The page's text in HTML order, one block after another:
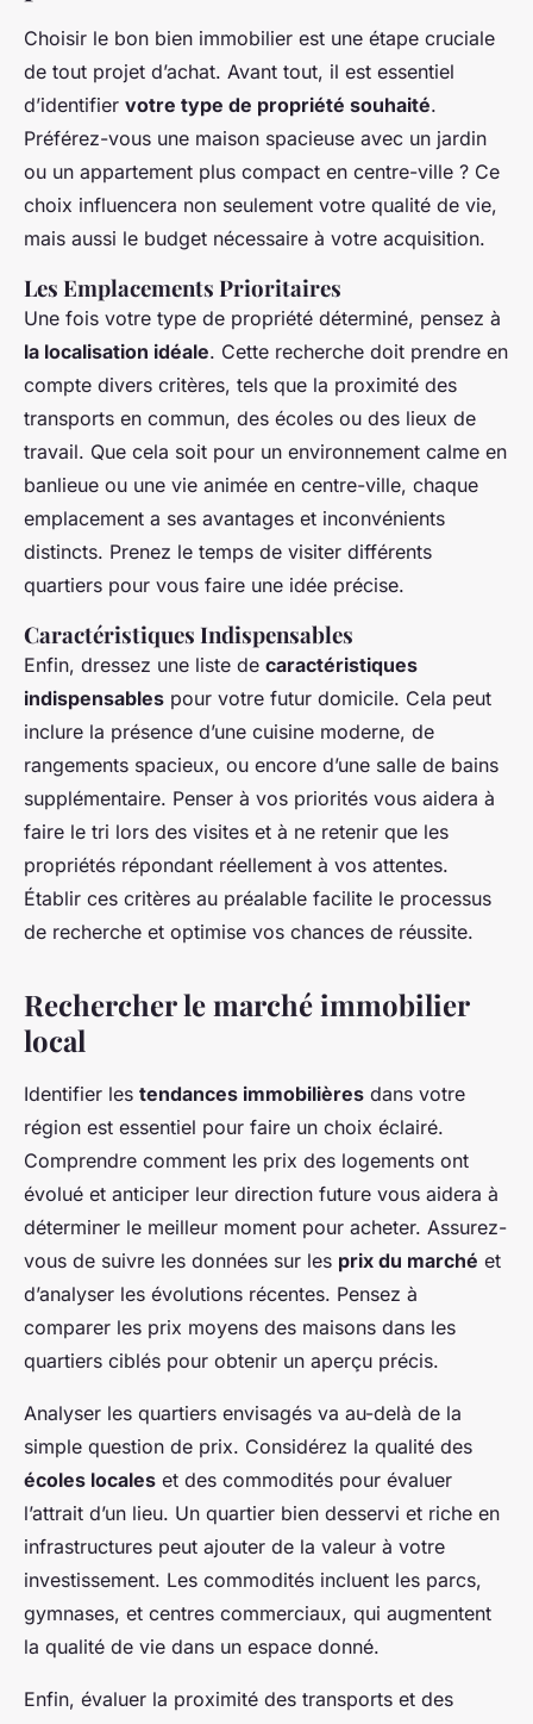
Choisir le bon bien immobilier est une étape cruciale
de tout projet d’achat. Avant tout, il est essentiel
d’identifier votre type de propriété souhaité.
Préférez-vous une maison spacieuse avec un jardin
ou un appartement plus compact en centre-ville ? Ce
choix influencera non seulement votre qualité de vie,
mais aussi le budget nécessaire à votre acquisition.
Les Emplacements Prioritaires
Une fois votre type de propriété déterminé, pensez à
la localisation idéale. Cette recherche doit prendre en
compte divers critères, tels que la proximité des
transports en commun, des écoles ou des lieux de
travail. Que cela soit pour un environnement calme en
banlieue ou une vie animée en centre-ville, chaque
emplacement a ses avantages et inconvénients
distincts. Prenez le temps de visiter différents
quartiers pour vous faire une idée précise.
Caractéristiques Indispensables
Enfin, dressez une liste de caractéristiques
indispensables pour votre futur domicile. Cela peut
inclure la présence d’une cuisine moderne, de
rangements spacieux, ou encore d’une salle de bains
supplémentaire. Penser à vos priorités vous aidera à
faire le tri lors des visites et à ne retenir que les
propriétés répondant réellement à vos attentes.
Établir ces critères au préalable facilite le processus
de recherche et optimise vos chances de réussite.
Rechercher le marché immobilier
local
Identifier les tendances immobilières dans votre
région est essentiel pour faire un choix éclairé.
Comprendre comment les prix des logements ont
évolué et anticiper leur direction future vous aidera à
déterminer le meilleur moment pour acheter. Assurez-
vous de suivre les données sur les prix du marché et
d’analyser les évolutions récentes. Pensez à
comparer les prix moyens des maisons dans les
quartiers ciblés pour obtenir un aperçu précis.
Analyser les quartiers envisagés va au-delà de la
simple question de prix. Considérez la qualité des
écoles locales et des commodités pour évaluer
l’attrait d’un lieu. Un quartier bien desservi et riche en
infrastructures peut ajouter de la valeur à votre
investissement. Les commodités incluent les parcs,
gymnases, et centres commerciaux, qui augmentent
la qualité de vie dans un espace donné.
Enfin, évaluer la proximité des transports et des